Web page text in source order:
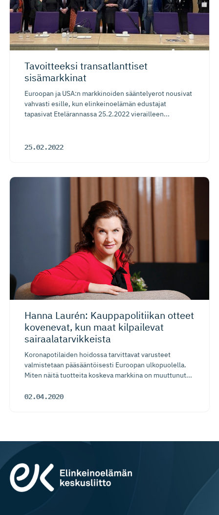
Tavoitteeksi transatlanttiset
sisämarkkinat
Euroopan ja USA:n markkinoiden sääntelyerot nousivat
vahvasti esille, kun elinkeinoelämän edustajat
tapasivat Etelärannassa 25.2.2022 vierailleen...
25.02.2022
Hanna Laurén: Kauppapoli­tiikan otteet
kovenevat, kun maat kilpailevat
sairaalatar­vikkeista
Koronapotilaiden hoidossa tarvittavat varusteet
valmistetaan pääsääntöisesti Euroopan ulkopuolella.
Miten näitä tuotteita koskeva markkina on muuttunut...
02.04.2020